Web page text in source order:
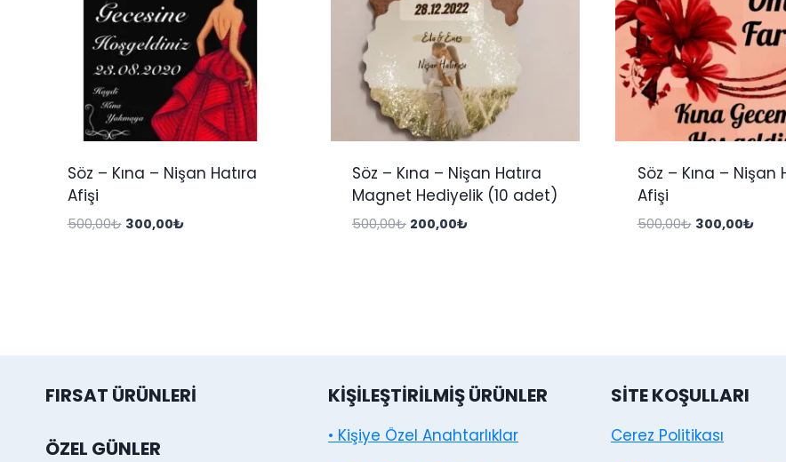
Söz – Kına – Nişan Hatıra
Afişi
500,00₺ Orijinal
300,00₺Şu
Söz – Kına – Nişan Hatıra
Magnet Hediyelik (10 adet)
500,00₺ Orijinal
200,00₺Şu
Söz – Kına – Nişan
Afişi
500,00₺ Orijinal
300,00₺Şu
FIRSAT ÜRÜNLERI
ÖZEL GÜNLER
KIŞILEŞTIRILMIŞ ÜRÜNLER
• Kişiye Özel Anahtarlıklar
SITE KOŞULLARI
Cerez Politikası